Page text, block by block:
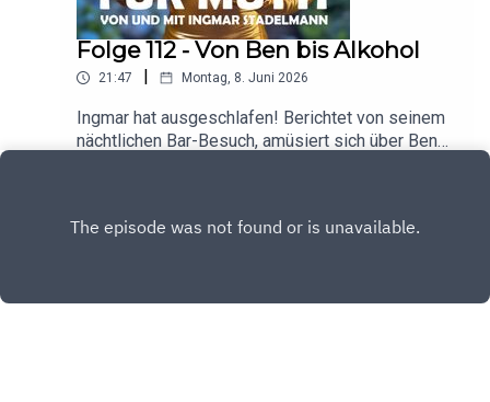
Folge 112 - Von Ben bis Alkohol
21:47 | Montag, 8. Juni 2026
Ingmar hat ausgeschlafen! Berichtet von seinem
nächtlichen Bar-Besuch, amüsiert sich über Ben